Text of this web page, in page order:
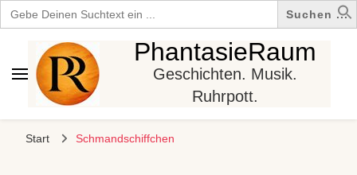
Search
for:
PhantasieRaum
Geschichten. Musik.
Ruhrpott.
Start Schmandschiffchen